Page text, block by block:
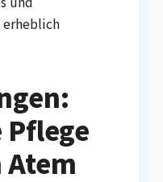
erheblich
Pflege